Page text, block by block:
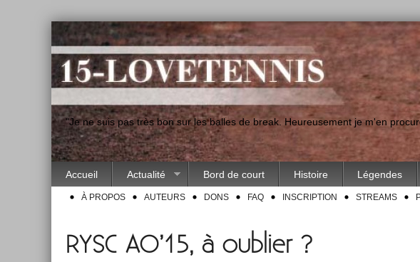
"Je ne suis pas très bon sur les balles de break. Heureusement je m'en
Accueil Actualité Bord de court Histoire Légendes
À PROPOS AUTEURS DONS FAQ INSCRIPTION STREAMS
RYSC AO’15, à oublier ?